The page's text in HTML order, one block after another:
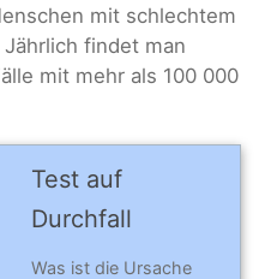
mit schlechtem
findet man
mit mehr als 100 000
Test auf
Durchfall
Was ist die Ursache